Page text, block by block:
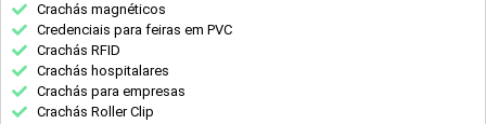
Crachás magnéticos
Credenciais para feiras em PVC
Crachás RFID
Crachás hospitalares
Crachás para empresas
Crachás Roller Clip